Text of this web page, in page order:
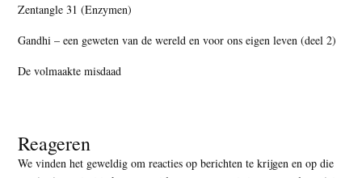
Zentangle 31 (Enzymen)
Gandhi – een geweten van de wereld en voor ons eigen leven (deel 2)
De volmaakte misdaad
Reageren
We vinden het geweldig om reacties op berichten te krijgen en op die